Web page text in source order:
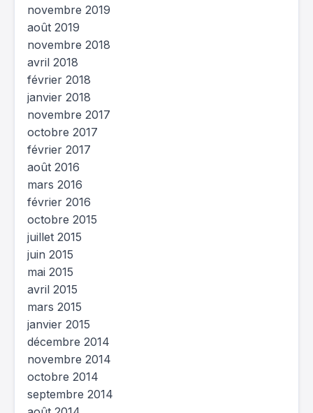
novembre 2019
août 2019
novembre 2018
avril 2018
février 2018
janvier 2018
novembre 2017
octobre 2017
février 2017
août 2016
mars 2016
février 2016
octobre 2015
juillet 2015
juin 2015
mai 2015
avril 2015
mars 2015
janvier 2015
décembre 2014
novembre 2014
octobre 2014
septembre 2014